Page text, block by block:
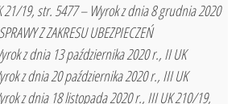
21/19, str. 5477 – Wyrok z dnia 8 grudnia 2020
Z ZAKRESU UBEZPIECZEŃ
z dnia 13 października 2020 r., II UK
z dnia 20 października 2020 r., III UK
z dnia 18 listopada 2020 r., III UK 210/19,